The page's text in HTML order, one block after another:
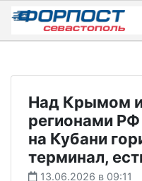
Skip
content
Над Крымом
регионами
на Кубани
терминал,
13.06.2026 в 09:11